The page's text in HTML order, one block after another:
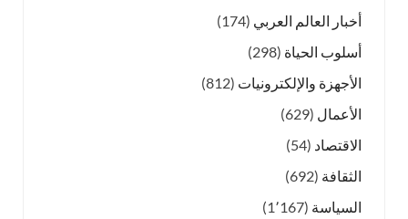
أخبار العالم العربي (174)
أسلوب الحياة (298)
الأجهزة والإلكترونيات (812)
الأعمال (629)
الاقتصاد (54)
الثقافة (692)
السياسة (1٬167)